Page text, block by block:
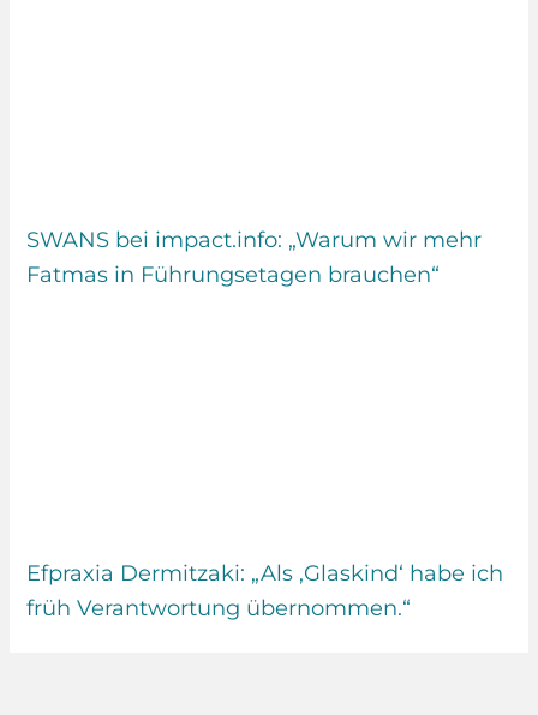
SWANS bei impact.info: „Warum wir mehr
Fatmas in Führungsetagen brauchen“
Efpraxia Dermitzaki: „Als ‚Glaskind‘ habe ich
früh Verantwortung übernommen.“